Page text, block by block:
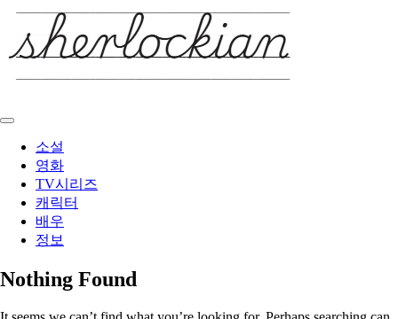
content
소설
영화
TV시리즈
캐릭터
배우
정보
Nothing Found